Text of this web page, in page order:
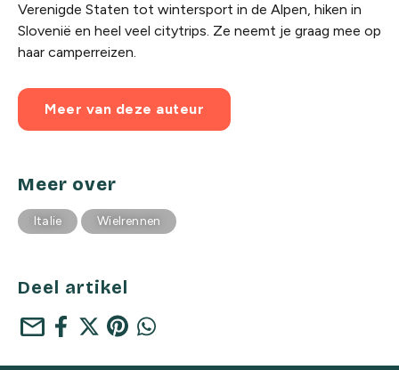
Verenigde Staten tot wintersport in de Alpen, hiken in
Slovenië en heel veel citytrips. Ze neemt je graag mee op
haar camperreizen.
Meer van deze auteur
Meer over
Italie Wielrennen
Deel artikel
mail